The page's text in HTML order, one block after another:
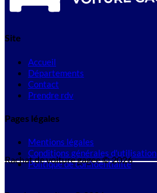
Site
Accueil
Départements
Contact
Prendre rdv
Pages légales
Mentions légales
Conditions générales d'utilisation
Politique de confidentialité
Rachat de voiture gagee © 2026